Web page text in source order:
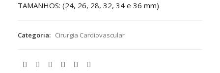
TAMANHOS: (24, 26, 28, 32, 34 e 36 mm)
Categoria: Cirurgia Cardiovascular